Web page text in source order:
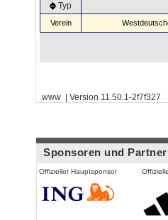
Typ
Verein
www | Version 11.50.1-2f7f327
Sponsoren und Partner
Offizieller Hauptsponsor